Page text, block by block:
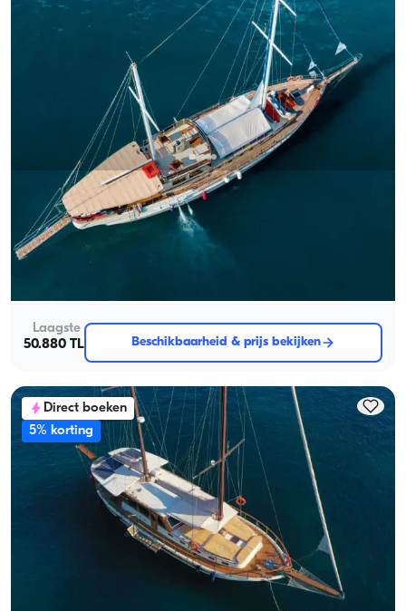
Bodrum, Muğla
Ruim 26m Gulet met 6 Kajuiten voor 12 Gasten in Bodrum's
Turquoise Baaien
Met kapitein
Laagste
50.880 TL
Beschikbaarheid & prijs bekijken
Direct boeken
5% korting